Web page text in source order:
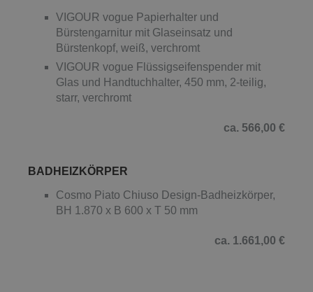
VIGOUR vogue Papierhalter und
Bürstengarnitur mit Glaseinsatz und
Bürstenkopf, weiß, verchromt
VIGOUR vogue Flüssigseifenspender mit
Glas und Handtuchhalter, 450 mm, 2-teilig,
starr, verchromt
ca. 566,00 €
BADHEIZKÖRPER
Cosmo Piato Chiuso Design-Badheizkörper,
BH 1.870 x B 600 x T 50 mm
ca. 1.661,00 €